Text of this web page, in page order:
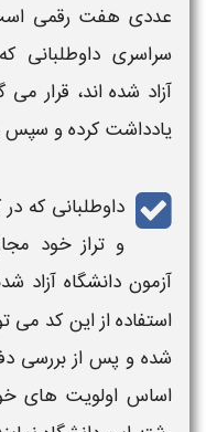
عددی هفت رقمی
سراسریداوطلبانی
آزاد شده اند، قرار می
یادداشت کرده و سپس
داوطلبانی که در
و تراز خود
آزمون دانشگاه آزاد
استفاده از این کد می
شده و پس از بررسی
اساس اولویت های